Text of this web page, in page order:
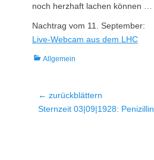
noch herzhaft lachen können …
Nachtrag vom 11. September:
Live-Webcam aus dem LHC
Kategorien
Allgemein
Beitragsnavigation
← zurückblättern
Vorheriger
Sternzeit 03|09|1928: Penizillin